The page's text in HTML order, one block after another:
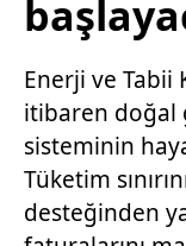
Enerji ve Tabii
itibaren doğal
sisteminin
Tüketim
desteğinden